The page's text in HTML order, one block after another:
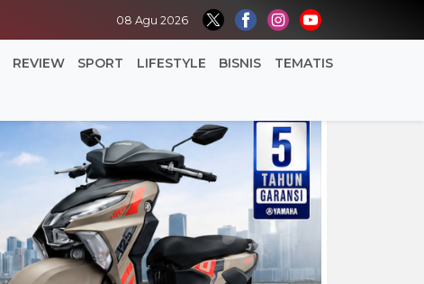
08 Agu 2026
REVIEW SPORT LIFESTYLE BISNIS TEMATIS